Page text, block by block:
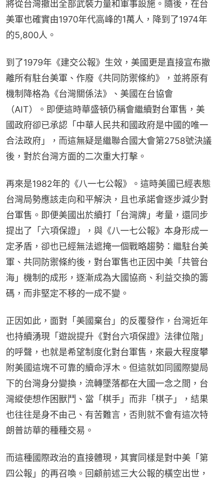
將從台灣撤出全部武裝力量和軍事設施。隨後，在台
美軍也確實由1970年代高峰的1萬人，降到了1974年
的5,800人。
到了1979年《建交公報》生效，美國更是直接宣布撤
離所有駐台美軍、作廢《共同防禦條約》，並將原有
機制降格為《台灣關係法》、美國在台協會
（AIT）。即便這時華盛頓仍稱會繼續對台軍售，美
國政府卻已承認「中華人民共和國政府是中國的唯一
合法政府」，而這無疑是繼聯合國大會第2758號決議
後，對於台灣方面的二次重大打擊。
再來是1982年的《八一七公報》。這時美國已經表態
台灣局勢應該走向和平解決，且也承諾會逐步減少對
台軍售。即便美國出於續打「台灣牌」考量，還同步
提出了「六項保證」，與《八一七公報》本身形成一
定矛盾，卻也已經無法遮掩一個戰略趨勢：繼駐台美
軍、共同防禦條約後，對台軍售也正因中美「共管台
海」機制的成形，逐漸成為大國協商、利益交換的籌
碼，而非堅定不移的一成不變。
正因如此，面對「美國棄台」的反覆發作，台灣近年
也持續湧現「遊說提升《對台六項保證》法律位階」
的呼聲，也就是希望制度化對台軍售，來最大程度攀
附美國這塊不可靠的續命浮木。但這就如同國際變局
下的台灣身分變換，流轉墜落都在大國一念之間，台
灣縱使想作困獸鬥、當「棋手」而非「棋子」，結果
也往往是身不由己、有苦難言，否則就不會有這次特
朗普訪華的種種交易。
而這種國際政治的直接體現，其實同樣是對中美「第
四公報」的再召喚。回顧前述三大公報的橫空出世，